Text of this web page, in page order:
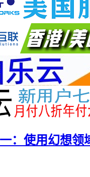
：使用幻想领